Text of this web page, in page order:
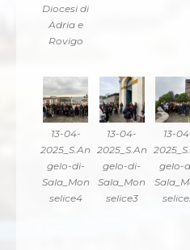
Diocesi di
Adria e
Rovigo
13-04-
2025_S.An
gelo-di-
Sala_Mon
selice4
13-04-
2025_S.An
gelo-di-
Sala_Mon
selice3
13-
gelo-